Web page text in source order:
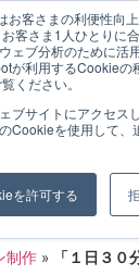
お客さまの利便性向
客さま1人ひとりに
ェブ分析のために活
が利用するCookieの
ください。
ブサイトにアクセス
Cookieを使用して、
を許可する
制作事業部 コンサル
ログやホ
さい！」
制作 »
「１日３